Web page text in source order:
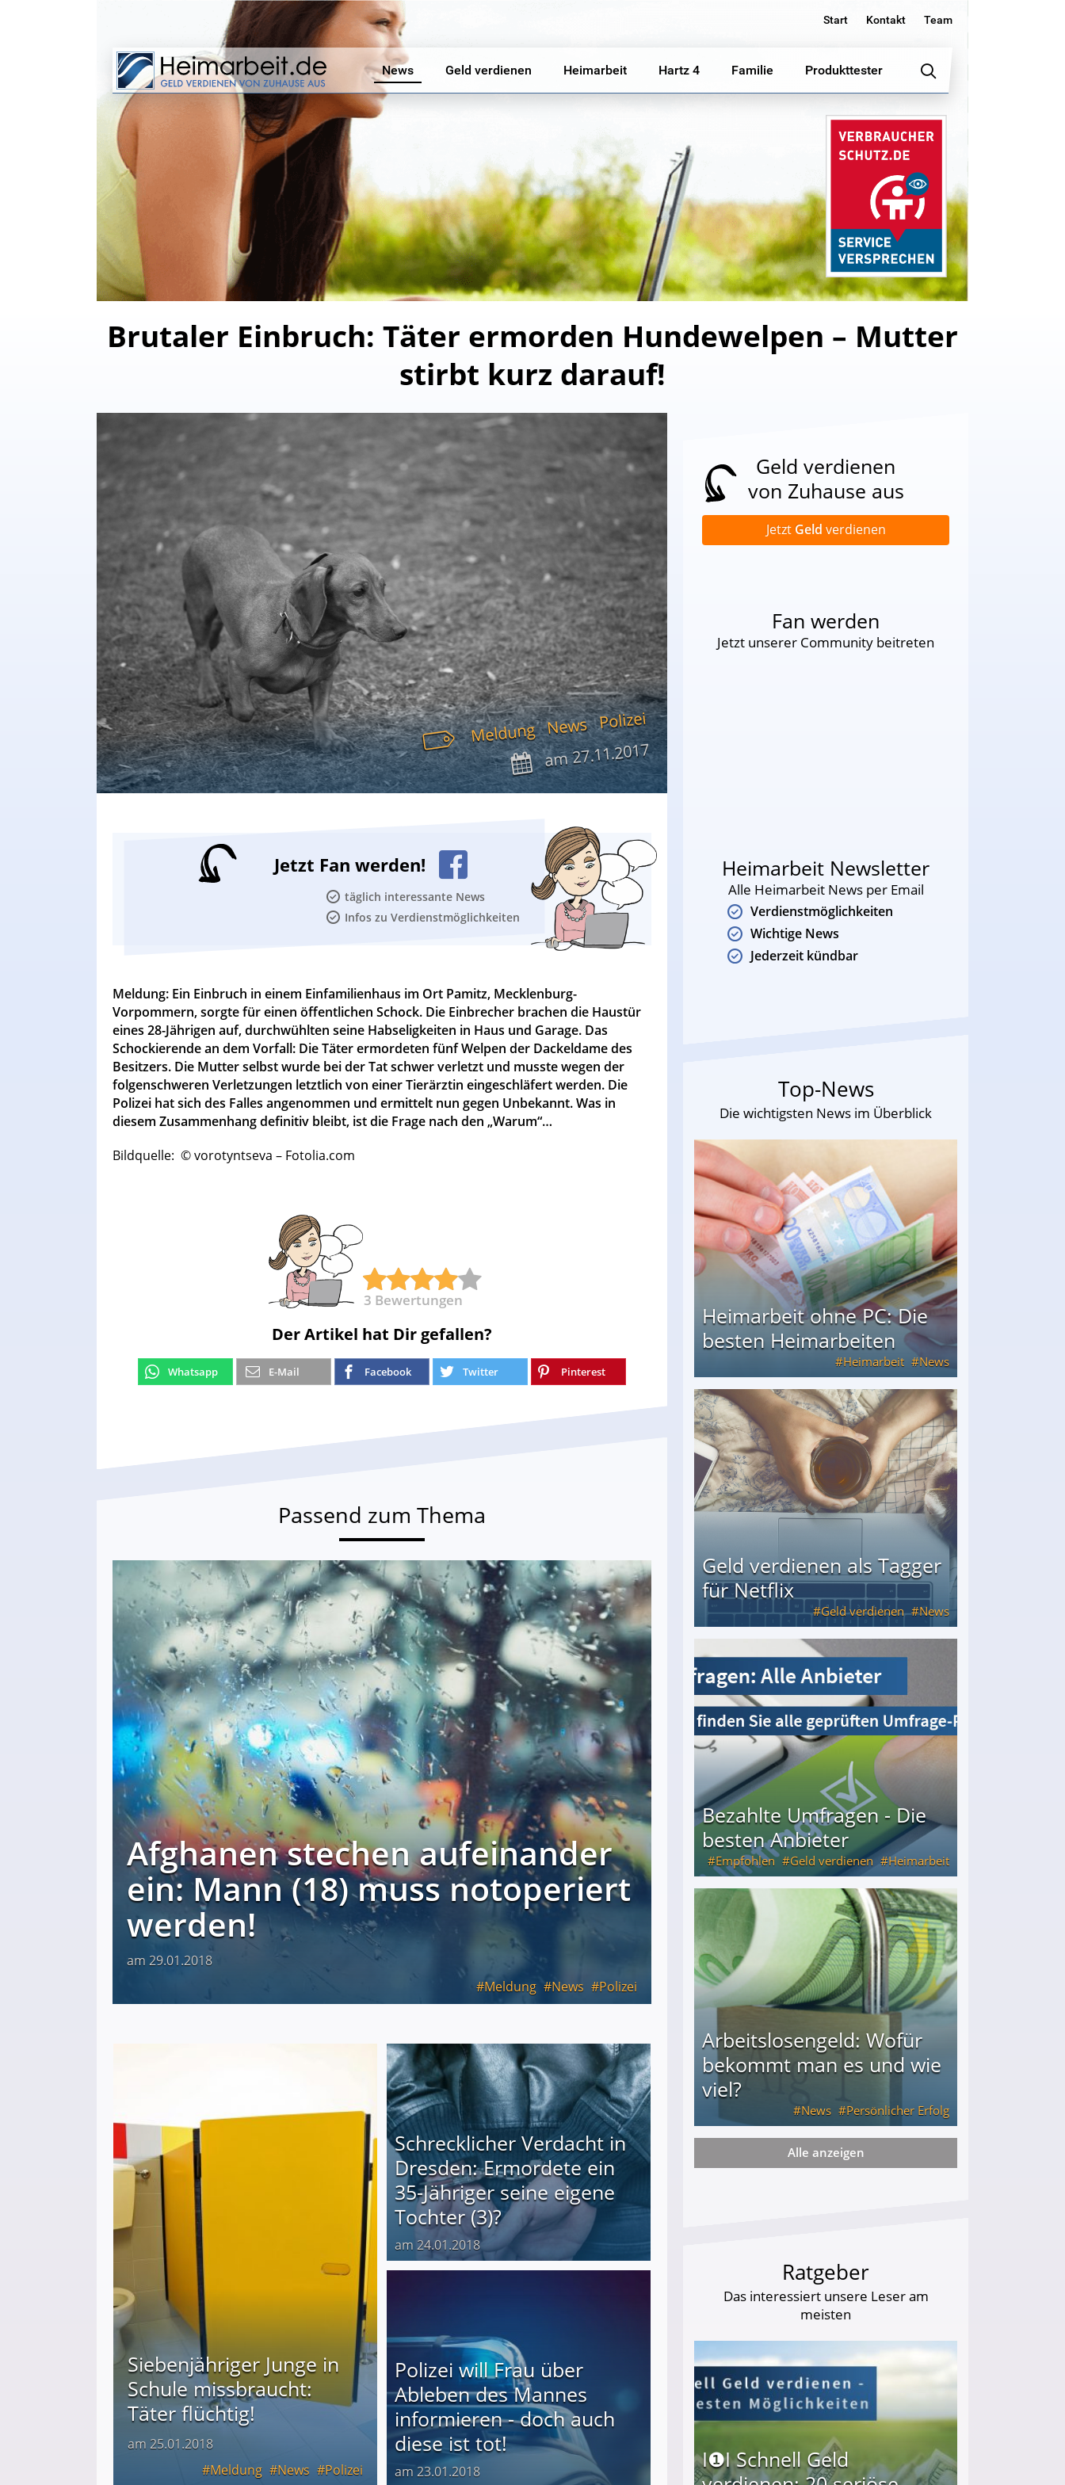
Start Kontakt Team
News Geld verdienen Heimarbeit Hartz 4 Familie Produkttester
Brutaler Einbruch: Täter ermorden Hundewelpen – Mutter
stirbt kurz darauf!
Meldung News Polizei
am27.11.2017
Jetzt Fan werden!
täglich interessante News
Infos zu Verdienstmöglichkeiten
Meldung: Ein Einbruch in einem Einfamilienhaus im Ort Pamitz, Mecklenburg-
Vorpommern, sorgte für einen öffentlichen Schock. Die Einbrecher brachen die Haustür
eines 28-Jährigen auf, durchwühlten seine Habseligkeiten in Haus und Garage. Das
Schockierende an dem Vorfall: Die Täter ermordeten fünf Welpen der Dackeldame des
Besitzers. Die Mutter selbst wurde bei der Tat schwer verletzt und musste wegen der
folgenschweren Verletzungen letztlich von einer Tierärztin eingeschläfert werden. Die
Polizei hat sich des Falles angenommen und ermittelt nun gegen Unbekannt. Was in
diesem Zusammenhang definitiv bleibt, ist die Frage nach den „Warum“…
Bildquelle: © vorotyntseva – Fotolia.com
3 Bewertungen
Der Artikel hat Dir gefallen?
Whatsapp E-Mail Facebook Twitter Pinterest
Passend zum Thema
Afghanen stechen aufeinander
ein: Mann (18) muss notoperiert
werden!
am 29.01.2018
Meldung
News Polizei
Siebenjähriger Junge in
Schule missbraucht:
Täter flüchtig!
am 25.01.2018
Meldung
News Polizei
Schrecklicher Verdacht in
Dresden: Ermordete ein
35-Jähriger seine eigene
Tochter (3)?
am 24.01.2018
Polizei will Frau über
Ableben des Mannes
informieren - doch auch
diese ist tot!
am 23.01.2018
Geld verdienen
von Zuhause aus
Jetzt Geld verdienen
Fan werden
Jetzt unserer Community beitreten
Heimarbeit Newsletter
Alle Heimarbeit News per Email
Verdienstmöglichkeiten
Wichtige News
Jederzeit kündbar
Top-News
Die wichtigsten News im Überblick
Heimarbeit ohne PC: Die
besten Heimarbeiten
Heimarbeit News
Heimarbeit ohne PC: Die besten Heimarbeiten
Geld verdienen als Tagger
für Netflix
Geld verdienen News
Geld verdienen als Tagger für Netflix
Bezahlte Umfragen - Die
besten Anbieter
Empfohlen Geld verdienen Heimarbeit
Bezahlte Umfragen - Die besten Anbieter
Arbeitslosengeld: Wofür
bekommt man es und wie
viel?
News Persönlicher Erfolg
Arbeitslosengeld: Wofür bekommt man es und wie viel?
Alle anzeigen
Ratgeber
Das interessiert unsere Leser am
meisten
I❶I Schnell Geld